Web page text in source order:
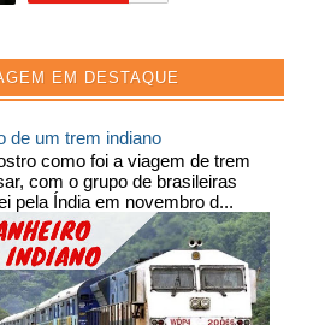
EM DESTAQUE
de um trem indiano
como foi a viagem de trem
com o grupo de brasileiras
pela Índia em novembro d...